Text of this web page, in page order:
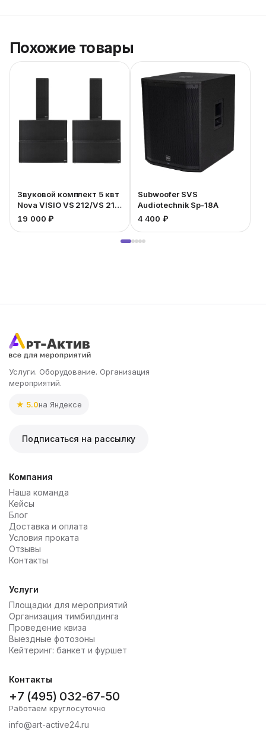
Похожие товары
Звуковой комплект 5 квт
Nova VISIO VS 212/VS 218
SUB
19 000 ₽
Subwoofer SVS
Audiotechnik Sp-18A
4 400 ₽
Услуги. Оборудование. Организация
мероприятий.
★ 5.0на Яндексе
Подписаться на рассылку
Компания
Наша команда
Кейсы
Блог
Доставка и оплата
Условия проката
Отзывы
Контакты
Услуги
Площадки для мероприятий
Организация тимбилдинга
Проведение квиза
Выездные фотозоны
Кейтеринг: банкет и фуршет
Контакты
+7 (495) 032-67-50
Работаем круглосуточно
info@art-active24.ru